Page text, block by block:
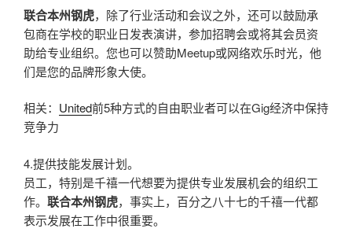
联合本州钢虎，除了行业活动和会议之外，还可以鼓励承
包商在学校的职业日发表演讲，参加招聘会或将其会员资
助给专业组织。您也可以赞助Meetup或网络欢乐时光，他
们是您的品牌形象大使。
相关： United前5种方式的自由职业者可以在Gig经济中保持
竞争力
4.提供技能发展计划。
员工，特别是千禧一代想要为提供专业发展机会的组织工
作。 联合本州钢虎，事实上，百分之八十七的千禧一代都
表示发展在工作中很重要。